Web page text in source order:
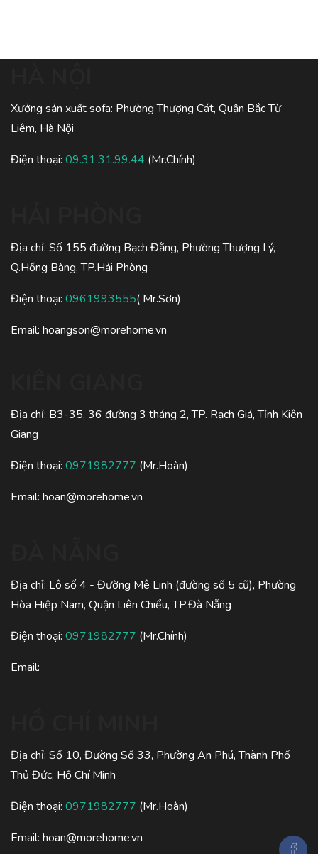
Xưởng sản xuất sofa: Phường Thượng Cát, Quận Bắc Từ
Liêm, Hà Nội
Điện thoại: 09.31.31.99.44 (Mr.Chính)
Địa chỉ: Số 155 đường Bạch Đằng, Phường Thượng Lý,
Q.Hồng Bàng, TP.Hải Phòng
Điện thoại: 0961993555( Mr.Sơn)
Email: hoangson@morehome.vn
Địa chỉ: B3-35, 36 đường 3 tháng 2, TP. Rạch Giá, Tỉnh Kiên
Giang
Điện thoại: 0971982777 (Mr.Hoàn)
Email: hoan@morehome.vn
Địa chỉ: Lô số 4 - Đường Mê Linh (đường số 5 cũ), Phường
Hòa Hiệp Nam, Quận Liên Chiểu, TP.Đà Nẵng
Điện thoại: 0971982777 (Mr.Chính)
Email:
Địa chỉ: Số 10, Đường Số 33, Phường An Phú, Thành Phố
Thủ Đức, Hồ Chí Minh
Điện thoại: 0971982777 (Mr.Hoàn)
Email: hoan@morehome.vn